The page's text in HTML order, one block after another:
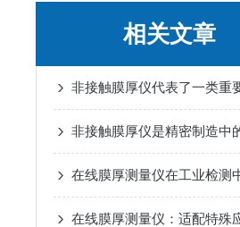
相关文章
在线膜厚测量仪在工业检测
在线膜厚测量仪：适配特殊